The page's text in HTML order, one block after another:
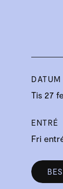
DATUM
Tis 27
ENTRÉ
Fri